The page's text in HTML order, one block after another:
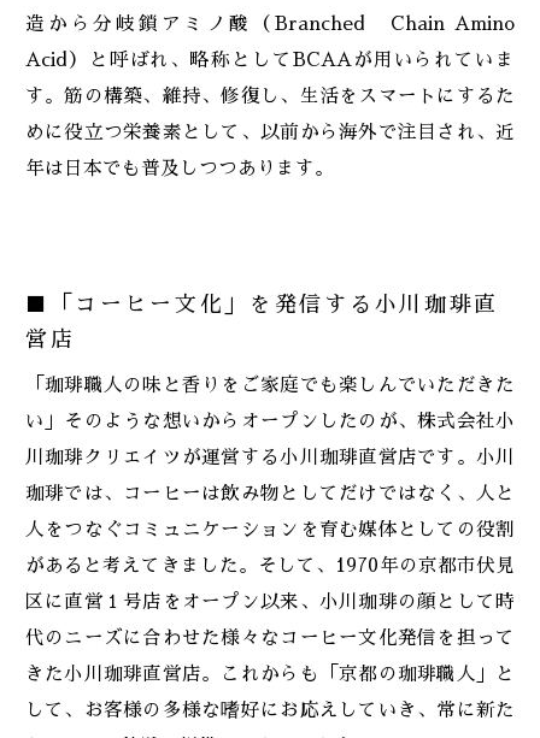
造から分岐鎖アミノ酸（Branched Chain Amino
Acid）と呼ばれ、略称としてBCAAが用いられていま
す。筋の構築、維持、修復し、生活をスマートにするた
めに役立つ栄養素として、以前から海外で注目され、近
年は日本でも普及しつつあります。
■「コーヒー文化」を発信する小川珈琲直
営店
「珈琲職人の味と香りをご家庭でも楽しんでいただきた
い」そのような想いからオープンしたのが、株式会社小
川珈琲クリエイツが運営する小川珈琲直営店です。小川
珈琲では、コーヒーは飲み物としてだけではなく、人と
人をつなぐコミュニケーションを育む媒体としての役割
があると考えてきました。そして、1970年の京都市伏見
区に直営１号店をオープン以来、小川珈琲の顔として時
代のニーズに合わせた様々なコーヒー文化発信を担って
きた小川珈琲直営店。これからも「京都の珈琲職人」と
して、お客様の多様な嗜好にお応えしていき、常に新た